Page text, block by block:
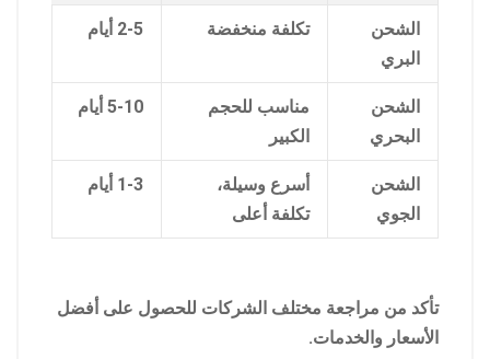
الشحن
البري
تكلفة منخفضة 2-5 أيام
الشحن
البحري
مناسب للحجم
الكبير
5-10 أيام
الشحن
الجوي
أسرع وسيلة،
تكلفة أعلى
1-3 أيام
تأكد من مراجعة مختلف الشركات للحصول على أفضل
الأسعار والخدمات.